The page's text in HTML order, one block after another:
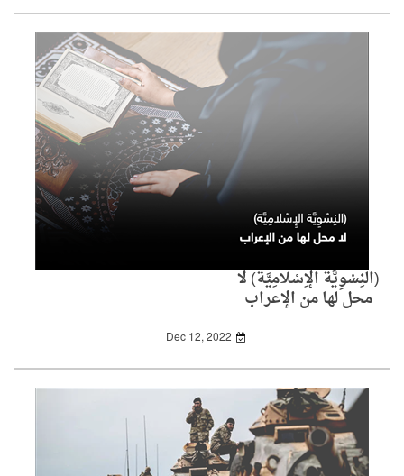
(النِسْوِيَّة الإِسْلامِيَّة) لا
محل لها من الإعراب
Dec 12, 2022